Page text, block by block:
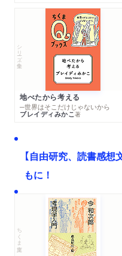
シリーズ・全集
地べたから考える
─世界はそこだけじゃないから
ブレイディみかこ著
【自由研究、読書感
もに！
ちくま文庫